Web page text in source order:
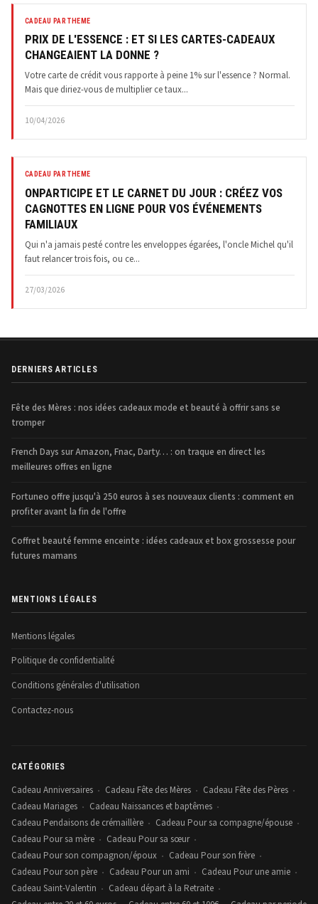
CADEAU PAR THEME
PRIX DE L'ESSENCE : ET SI LES CARTES-CADEAUX
CHANGEAIENT LA DONNE ?
Votre carte de crédit vous rapporte à peine 1% sur l'essence ? Normal.
Mais que diriez-vous de multiplier ce taux...
10/04/2026
CADEAU PAR THEME
ONPARTICIPE ET LE CARNET DU JOUR : CRÉEZ VOS
CAGNOTTES EN LIGNE POUR VOS ÉVÉNEMENTS
FAMILIAUX
Qui n'a jamais pesté contre les enveloppes égarées, l'oncle Michel qu'il
faut relancer trois fois, ou ce...
27/03/2026
DERNIERS ARTICLES
Fête des Mères : nos idées cadeaux mode et beauté à offrir sans se
tromper
French Days sur Amazon, Fnac, Darty… : on traque en direct les
meilleures offres en ligne
Fortuneo offre jusqu'à 250 euros à ses nouveaux clients : comment en
profiter avant la fin de l'offre
Coffret beauté femme enceinte : idées cadeaux et box grossesse pour
futures mamans
MENTIONS LÉGALES
Mentions légales
Politique de confidentialité
Conditions générales d'utilisation
Contactez-nous
CATÉGORIES
Cadeau Anniversaires • Cadeau Fête des Mères • Cadeau Fête des Pères •
Cadeau Mariages • Cadeau Naissances et baptêmes •
Cadeau Pendaisons de crémaillère • Cadeau Pour sa compagne/épouse •
Cadeau Pour sa mère • Cadeau Pour sa sœur •
Cadeau Pour son compagnon/époux • Cadeau Pour son frère •
Cadeau Pour son père • Cadeau Pour un ami • Cadeau Pour une amie •
Cadeau Saint-Valentin • Cadeau départ à la Retraite •